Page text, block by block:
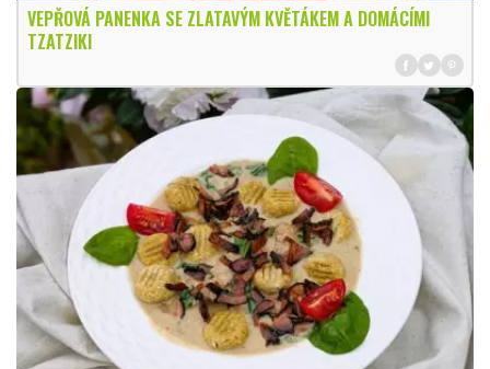
VEPŘOVÁ PANENKA SE ZLATAVÝM KVĚTÁKEM A DOMÁCÍMI
TZATZIKI